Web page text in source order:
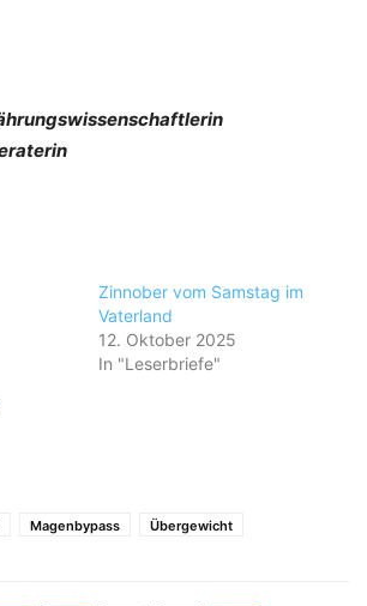
Zinnober vom Samstag im
Vaterland
12. Oktober 2025
In "Leserbriefe"
Magenbypass Übergewicht